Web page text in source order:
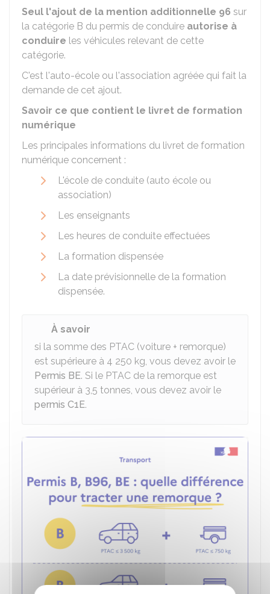
Seul l'ajout de la mention additionnelle 96 sur
la catégorie B du permis de conduire autorise à
conduire les véhicules relevant de cette
catégorie.
C'est l'auto-école ou l'association agréée qui fait la
demande de cet ajout.
Savoir ce que contient le livret de formation
numérique
Les principales informations du livret de formation
numérique concernent :
L'école de conduite (auto école ou
association)
Les enseignants
Les heures de conduite effectuées
La formation dispensée
La date prévisionnelle de la formation
dispensée.
À savoir
si la somme des PTAC (voiture + remorque)
est supérieure à 4 250 kg, vous devez avoir le
Permis BE. Si le PTAC de la remorque est
supérieur à 3,5 tonnes, vous devez avoir le
permis C1E.